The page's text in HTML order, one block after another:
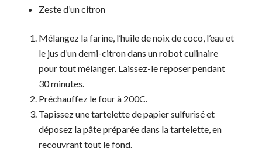
Zeste d’un citron
Mélangez la farine, l’huile de noix de coco, l’eau et
le jus d’un demi-citron dans un robot culinaire
pour tout mélanger. Laissez-le reposer pendant
30 minutes.
Préchauffez le four à 200C.
Tapissez une tartelette de papier sulfurisé et
déposez la pâte préparée dans la tartelette, en
recouvrant tout le fond.